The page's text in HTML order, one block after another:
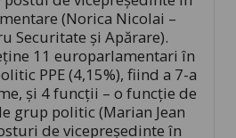
(Norica Nicolai –
Securitate şi Apărare).
11 europarlamentari în
PPE (4,15%), fiind a 7-a
şi 4 funcţii – o funcţie de
grup politic (Marian Jean
de vicepreşedinte în